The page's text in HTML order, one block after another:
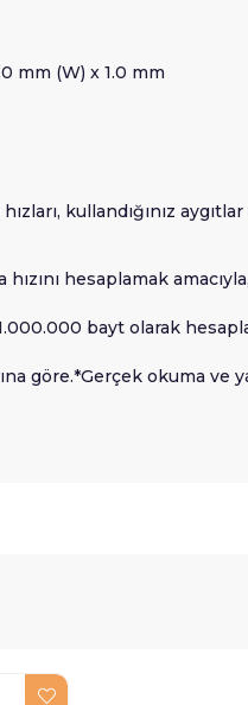
mm (W) x 1.0 mm
kullandığınız
hesaplamak
bayt olarak
göre.*Gerçek okuma ve